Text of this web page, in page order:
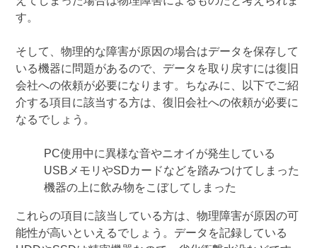
す。
そして、物理的な障害が原因の場合はデータを保存して
いる機器に問題があるので、データを取り戻すには復旧
会社への依頼が必要になります。ちなみに、以下でご紹
介する項目に該当する方は、復旧会社への依頼が必要に
なるでしょう。
PC使用中に異様な音やニオイが発生している
USBメモリやSDカードなどを踏みつけてしまった
機器の上に飲み物をこぼしてしまった
これらの項目に該当している方は、物理障害が原因の可
能性が高いといえるでしょう。データを記録している